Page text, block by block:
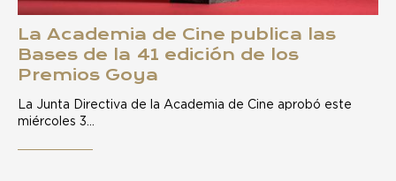
La Academia de Cine publica las
Bases de la 41 edición de los
Premios Goya
La Junta Directiva de la Academia de Cine aprobó este
miércoles 3…